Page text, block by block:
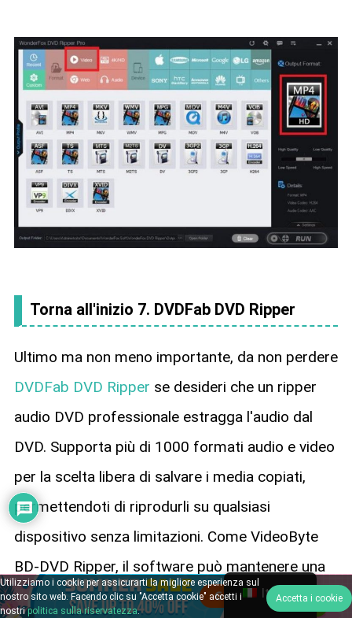
Torna all'inizio 7. DVDFab DVD Ripper
Ultimo ma non meno importante, da non perdere
DVDFab DVD Ripper se desideri che un ripper
audio DVD professionale estragga l'audio dal
DVD. Supporta più di 1000 formati audio e video
per la scelta libera di salvare i media copiati,
permettendoti di riprodurli su qualsiasi
dispositivo senza limitazioni. Come VideoByte
BD-DVD Ripper, il software può mantenere una
buona qualità durante l'estrazione dell'audio dai
Italian
Utilizziamo i cookie per assicurarti la migliore esperienza sul
nostro sito web. Facendo clic su "Accetta cookie" accetti i
nostripolitica sulla riservatezza.
Accetta i cookie